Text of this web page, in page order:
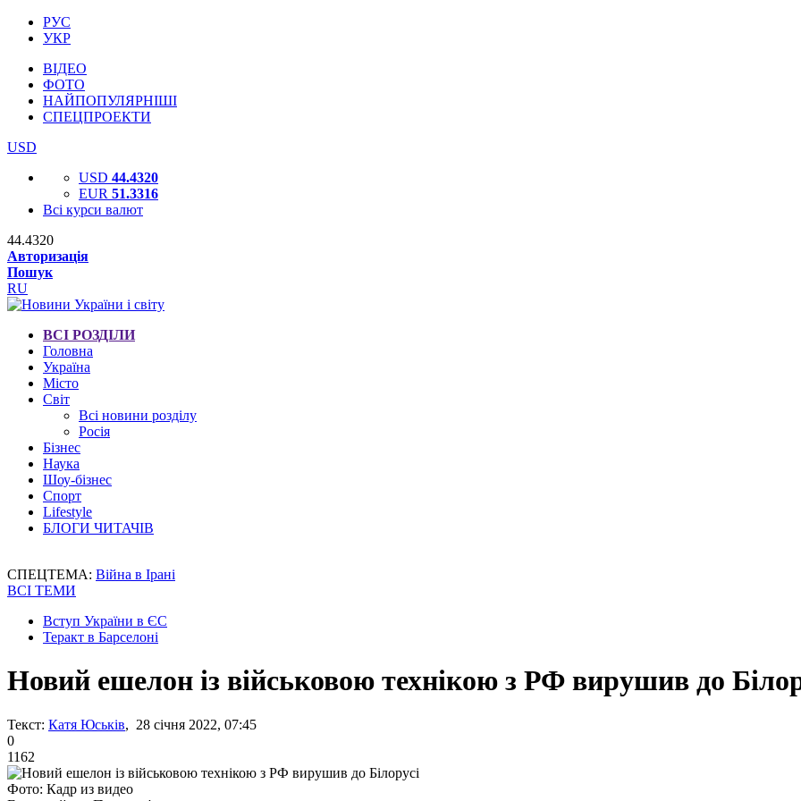
РУС
УКР
ВІДЕО
ФОТО
НАЙПОПУЛЯРНІШІ
СПЕЦПРОЕКТИ
USD
USD 44.4320
EUR 51.3316
Всі курси валют
44.4320
Авторизація
Пошук
RU
ВСІ РОЗДІЛИ
Головна
Україна
Місто
Світ
Всі новини розділу
Росія
Бізнес
Наука
Шоу-бізнес
Спорт
Lifestyle
БЛОГИ ЧИТАЧІВ
СПЕЦТЕМА: Війна в Ірані
ВСІ ТЕМИ
Вступ України в ЄС
Теракт в Барселоні
Новий ешелон із військовою технікою з РФ вирушив до
Текст: Катя Юськів, 28 січня 2022, 07:45
0
1162
Фото: Кадр из видео